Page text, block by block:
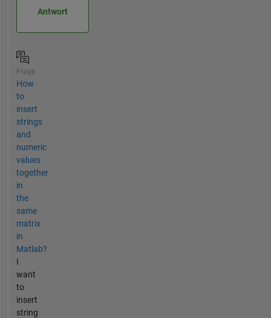
Antwort
Frage
How
to
insert
strings
and
numeric
values
together
in
the
same
matrix
in
Matlab?
I
want
to
insert
string